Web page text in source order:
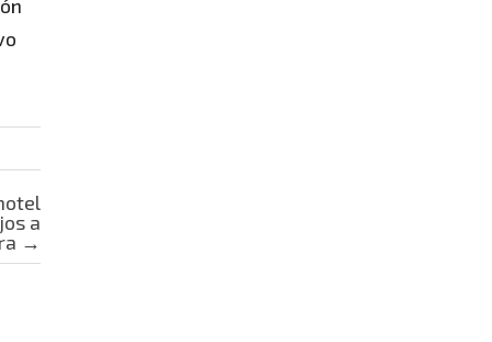
a
→